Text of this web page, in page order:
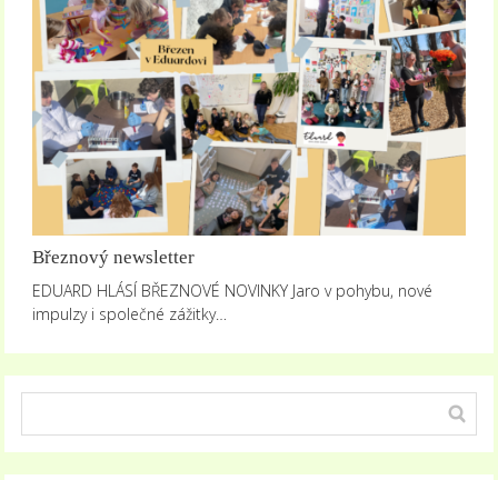
Březnový newsletter
EDUARD HLÁSÍ BŘEZNOVÉ NOVINKY Jaro v pohybu, nové
impulzy i společné zážitky…